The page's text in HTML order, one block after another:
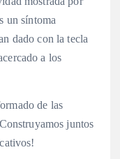
un síntoma
dado con la tecla
a los
de las
juntos